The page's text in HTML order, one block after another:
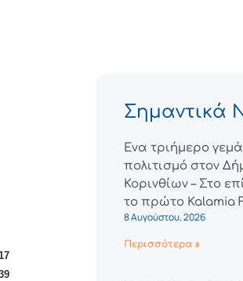
Σημαντικά
Ένα τριήμερο
πολιτισμό στον
Κορινθίων – Στο
το πρώτο Kalamia
8 Αυγούστου, 2026
Περισσότερα »